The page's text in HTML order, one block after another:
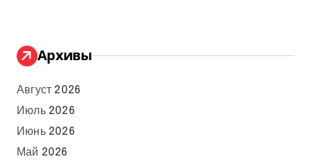
Архивы
Август 2026
Июль 2026
Июнь 2026
Май 2026